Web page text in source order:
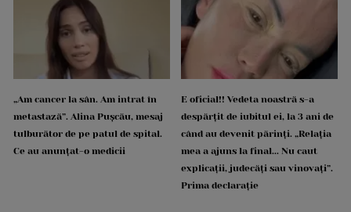
„Am cancer la sân. Am intrat în
metastază”. Alina Pușcău, mesaj
tulburător de pe patul de spital.
Ce au anunțat-o medicii
E oficial!! Vedeta noastră s-a
despărțit de iubitul ei, la 3 ani de
când au devenit părinți. „Relația
mea a ajuns la final... Nu caut
explicații, judecăți sau vinovați”.
Prima declarație